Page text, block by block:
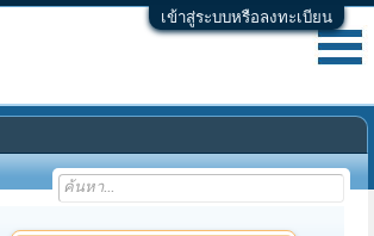
เข้าสู่ระบบหรือลงทะเบียน